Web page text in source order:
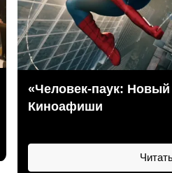
«Человек-паук:
Киноафиши